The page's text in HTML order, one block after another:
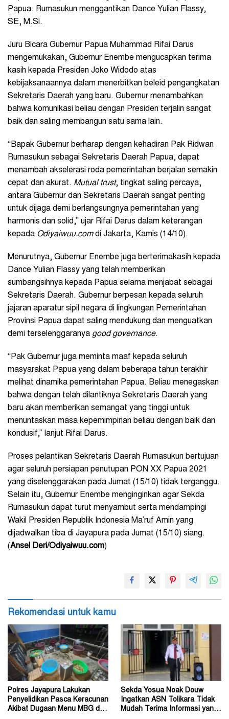
Papua. Rumasukun menggantikan Dance Yulian Flassy,
SE, M.Si.
Juru Bicara Gubernur Papua Muhammad Rifai Darus
mengemukakan, Gubernur Enembe mengucapkan terima
kasih kepada Presiden Joko Widodo atas
kebijaksanaannya dalam menerbitkan beleid pengangkatan
Sekretaris Daerah yang baru. Gubernur menambahkan
bahwa komunikasi beliau dengan Presiden terjalin sangat
baik dan saling membangun satu sama lain.
“Bapak Gubernur berharap dengan kehadiran Pak Ridwan
Rumasukun sebagai Sekretaris Daerah Papua, dapat
menambah akselerasi roda pemerintahan berjalan semakin
cepat dan akurat. Mutual trust, tingkat saling percaya,
antara Gubernur dan Sekretaris Daerah sangat penting
untuk dijaga demi berlangsungnya pemerintahan yang
harmonis dan solid,” ujar Rifai Darus dalam keterangan
kepada Odiyaiwuu.comdi Jakarta, Kamis (14/10).
Menurutnya, Gubernur Enembe juga berterimakasih kepada
Dance Yulian Flassy yang telah memberikan
sumbangsihnya kepada Papua selama menjabat sebagai
Sekretaris Daerah. Gubernur berpesan kepada seluruh
jajaran aparatur sipil negara di lingkungan Pemerintahan
Provinsi Papua dapat saling mendukung dan menguatkan
demi terselenggaranya good governance.
“Pak Gubernur juga meminta maaf kepada seluruh
masyarakat Papua yang dalam beberapa tahun terakhir
melihat dinamika pemerintahan Papua. Beliau menegaskan
bahwa dengan telah dilantiknya Sekretaris Daerah yang
baru akan memberikan semangat yang tinggi untuk
menuntaskan masa kepemimpinan beliau dengan baik dan
kondusif,” lanjut Rifai Darus.
Proses pelantikan Sekretaris Daerah Rumasukun bertujuan
agar seluruh persiapan penutupan PON XX Papua 2021
yang diselenggarakan pada Jumat (15/10) tidak terganggu.
Selain itu, Gubernur Enembe menginginkan agar Sekda
Rumasukun dapat turut menyambut serta mendampingi
Wakil Presiden Republik Indonesia Ma’ruf Amin yang
dijadwalkan tiba di Jayapura pada Jumat (15/10) siang.
(Ansel Deri/Odiyaiwuu.com)
Rekomendasi untuk kamu
Polres Jayapura Lakukan
Penyelidikan Pasca Keracunan
Akibat Dugaan Menu MBG di
Sekda Yosua Noak Douw
Ingatkan ASN Tolikara Tidak
Mudah Terima Informasi yang